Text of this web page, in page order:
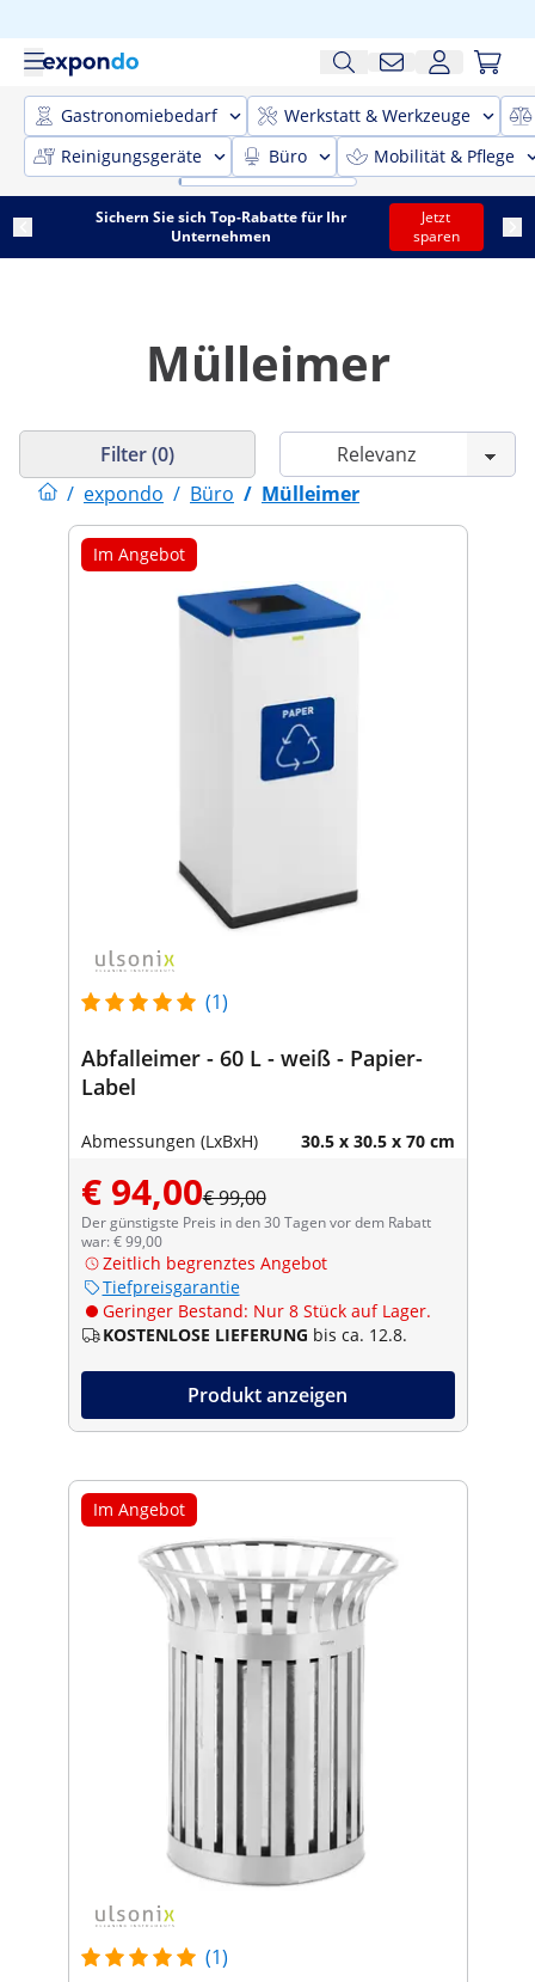
Gastronomiebedarf
Werkstatt & Werkzeuge
Reinigungsgeräte
Büro Mobilität & Pflege
Sichern Sie sich Top-Rabatte für Ihr
Unternehmen
Jetzt
sparen
Mülleimer
/ expondo / Büro / Mülleimer
Filter (0)
Im Angebot
(1)
Abfalleimer - 60 L - weiß - Papier-
Label
Abmessungen (LxBxH) 30.5 x 30.5 x 70 cm
€ 94,00€ 99,00
Der günstigste Preis in den 30 Tagen vor dem Rabatt
war: € 99,00
Zeitlich begrenztes Angebot
Tiefpreisgarantie
Geringer Bestand: Nur 8 Stück auf Lager.
KOSTENLOSE LIEFERUNG bis ca. 12.8.
Produkt anzeigen
Im Angebot
(1)